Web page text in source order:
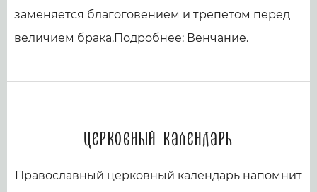
заменяется благоговением и трепетом перед
величием брака.Подробнее: Венчание.
Церковный календарь
Православный церковный календарь напомнит